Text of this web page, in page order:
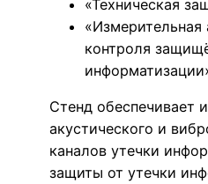
«Техническая
«Измерительная
контроля
Стенд обеспечивает
акустического и
каналов утечки
защиты от утечки